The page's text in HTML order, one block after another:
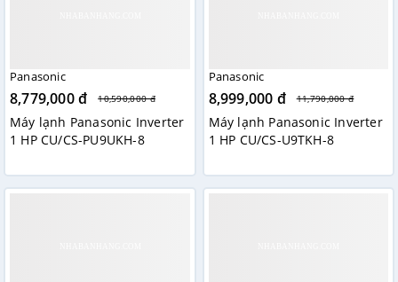
Panasonic
8,779,000 đ 10,590,000 đ
Máy lạnh Panasonic Inverter
1 HP CU/CS-PU9UKH-8
Panasonic
8,999,000 đ 11,790,000 đ
Máy lạnh Panasonic Inverter
1 HP CU/CS-U9TKH-8